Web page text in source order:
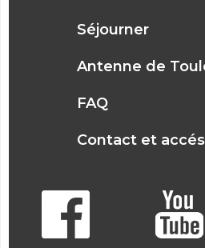
Séjourner
Antenne de
FAQ
Contact et accés